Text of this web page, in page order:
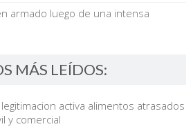
armado luego de una intensa
MÁS LEÍDOS:
activa alimentos atrasados
y comercial